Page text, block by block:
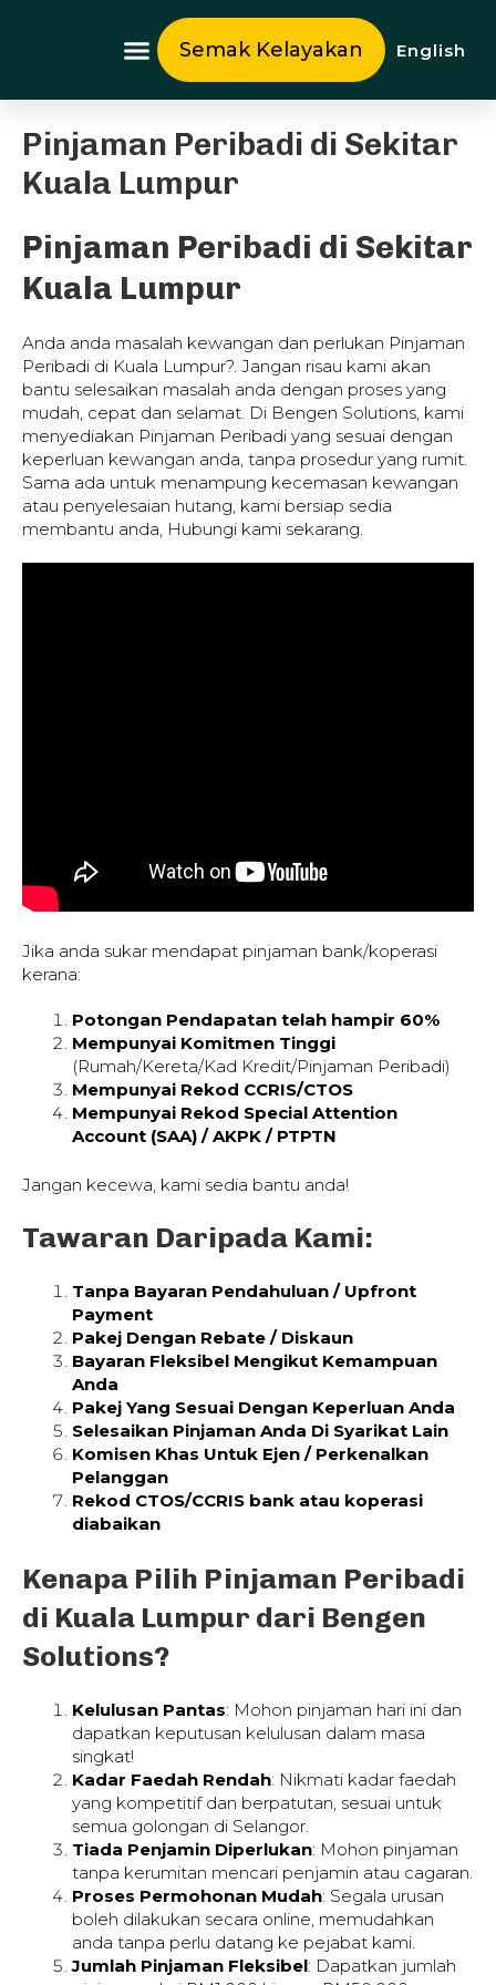
Semak Kelayakan English
Pinjaman Peribadi di Sekitar
Kuala Lumpur
Pinjaman Peribadi di Sekitar
Kuala Lumpur
Anda anda masalah kewangan dan perlukan Pinjaman
Peribadi di Kuala Lumpur?. Jangan risau kami akan
bantu selesaikan masalah anda dengan proses yang
mudah, cepat dan selamat. Di Bengen Solutions, kami
menyediakan Pinjaman Peribadi yang sesuai dengan
keperluan kewangan anda, tanpa prosedur yang rumit.
Sama ada untuk menampung kecemasan kewangan
atau penyelesaian hutang, kami bersiap sedia
membantu anda, Hubungi kami sekarang.
Jika anda sukar mendapat pinjaman bank/koperasi
kerana:
Potongan Pendapatan telah hampir 60%
Mempunyai Komitmen Tinggi
(Rumah/Kereta/Kad Kredit/Pinjaman Peribadi)
Mempunyai Rekod CCRIS/CTOS
Mempunyai Rekod Special Attention
Account (SAA) / AKPK / PTPTN
Jangan kecewa, kami sedia bantu anda!
Tawaran Daripada Kami:
Tanpa Bayaran Pendahuluan / Upfront
Payment
Pakej Dengan Rebate / Diskaun
Bayaran Fleksibel Mengikut Kemampuan
Anda
Pakej Yang Sesuai Dengan Keperluan Anda
Selesaikan Pinjaman Anda Di Syarikat Lain
Komisen Khas Untuk Ejen / Perkenalkan
Pelanggan
Rekod CTOS/CCRIS bank atau koperasi
diabaikan
Kenapa Pilih Pinjaman Peribadi
di Kuala Lumpur dari Bengen
Solutions?
Kelulusan Pantas: Mohon pinjaman hari ini dan
dapatkan keputusan kelulusan dalam masa
singkat!
Kadar Faedah Rendah: Nikmati kadar faedah
yang kompetitif dan berpatutan, sesuai untuk
semua golongan di Selangor.
Tiada Penjamin Diperlukan: Mohon pinjaman
tanpa kerumitan mencari penjamin atau cagaran.
Proses Permohonan Mudah: Segala urusan
boleh dilakukan secara online, memudahkan
anda tanpa perlu datang ke pejabat kami.
Jumlah Pinjaman Fleksibel: Dapatkan jumlah